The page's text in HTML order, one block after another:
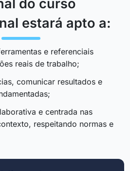
do curso
estará apto a:
e referenciais
reais de trabalho;
comunicar resultados e
e centrada nas
respeitando normas e